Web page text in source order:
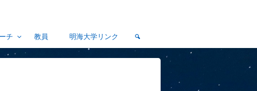
チ 教員 明海大学リンク